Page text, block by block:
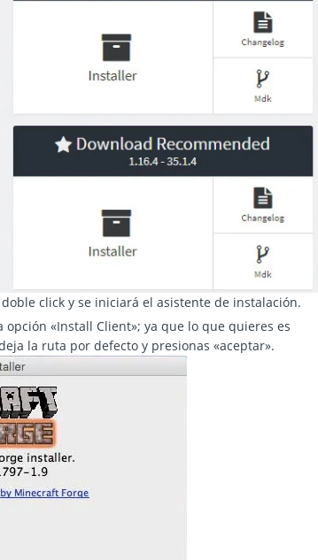
click y se iniciará el asistente de instalación.
«Install Client»; ya que lo que quieres es
la ruta por defecto y presionas «aceptar».